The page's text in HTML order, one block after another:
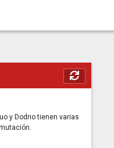
y Dodrio tienen varias